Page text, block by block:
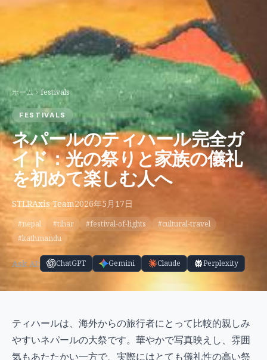
ホーム festivals
FESTIVALS
ネパールのティハール完全ガ
イド：光の祭りと家族の儀礼
を初めて楽しむ人へ
STLRAxis Team2026年5月17日
#nepal #tihar #festival-of-lights
#cultural-travel
#kathmandu
Ask AI: ChatGPT Gemini Claude Perplexity
ティハールは、海外からの旅行者にとって比較的親しみ
やすいネパールの大祭です。華やかで写真映えし、雰囲
気もあたたかい一方で、実際にはとても儀礼性の高い祭